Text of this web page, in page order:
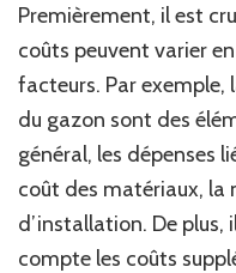
rénovation
d’un
court
tennis
en
gazon
synthétique
à
Grenoble
Premièrement, il est
coûts peuvent varier
facteurs. Par exemple,
du gazon sont des
général, les dépenses
coût des matériaux, la
d’installation. De
compte les coûts